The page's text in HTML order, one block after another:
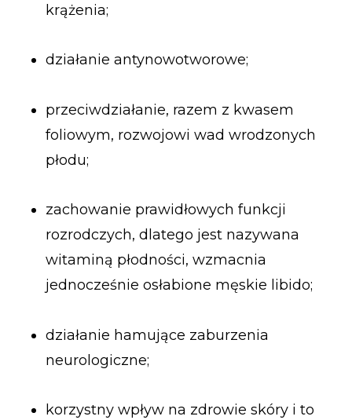
krążenia;
działanie antynowotworowe;
przeciwdziałanie, razem z kwasem
foliowym, rozwojowi wad wrodzonych
płodu;
zachowanie prawidłowych funkcji
rozrodczych, dlatego jest nazywana
witaminą płodności, wzmacnia
jednocześnie osłabione męskie libido;
działanie hamujące zaburzenia
neurologiczne;
korzystny wpływ na zdrowie skóry i to